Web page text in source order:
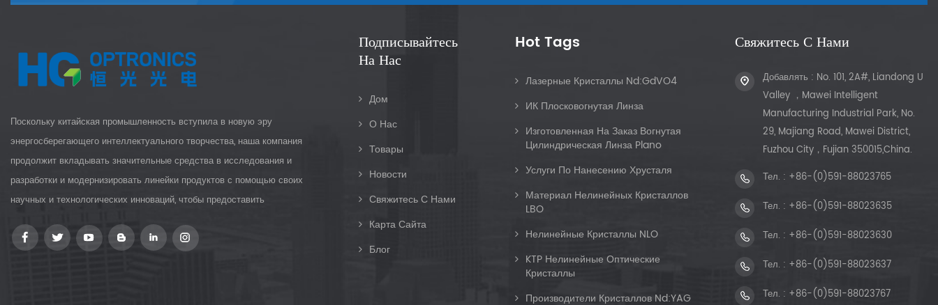
Поскольку китайская промышленность вступила в новую эру
энергосберегающего интеллектуального творчества, наша компания
продолжит вкладывать значительные средства в исследования и
разработки и модернизировать линейки продуктов с помощью своих
научных и технологических инноваций, чтобы предоставить
Подписывайтесь
На Нас
Дом
О Нас
Товары
Новости
Свяжитесь С Нами
Карта Сайта
Блог
Hot Tags
Лазерные Кристаллы Nd:GdVO4
ИК Плосковогнутая Линза
Изготовленная На Заказ Вогнутая
Цилиндрическая Линза Plano
Услуги По Нанесению Хрусталя
Материал Нелинейных Кристаллов
LBO
Нелинейные Кристаллы NLO
KTP Нелинейные Оптические
Кристаллы
Производители Кристаллов Nd:YAG
Свяжитесь С Нами
Добавлять : No. 101, 2A#, Liandong U
Valley ，Mawei Intelligent
Manufacturing Industrial Park, No.
29, Majiang Road, Mawei District,
Fuzhou City，Fujian 350015,China.
Тел. : +86-(0)591-88023765
Тел. : +86-(0)591-88023635
Тел. : +86-(0)591-88023630
Тел. : +86-(0)591-88023637
Тел. : +86-(0)591-88023767